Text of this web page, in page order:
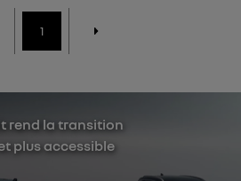
1
rend la transition
plus accessible